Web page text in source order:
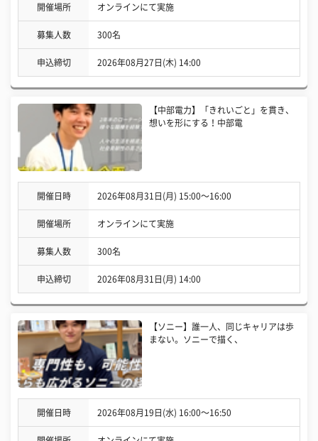
開催場所 オンラインにて実施
募集人数 300名
申込締切 2026年08月27日(木) 14:00
【中部電力】「きれいごと」を貫き、
想いを形にする！中部電
開催日時 2026年08月31日(月) 15:00〜16:00
開催場所 オンラインにて実施
募集人数 300名
申込締切 2026年08月31日(月) 14:00
【ソニー】誰一人、同じキャリアは歩
まない。ソニーで描く、
開催日時 2026年08月19日(水) 16:00〜16:50